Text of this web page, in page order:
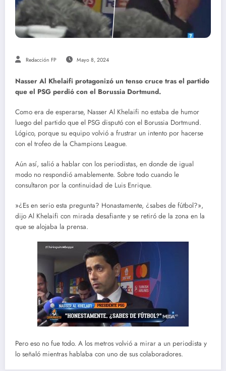
Redacción FP Mayo 8, 2024
Nasser Al Khelaifi protagonizó un tenso cruce tras el partido
que el PSG perdió con el Borussia Dortmund.
Como era de esperarse, Nasser Al Khelaifi no estaba de humor
luego del partido que el PSG disputó con el Borussia Dortmund.
Lógico, porque su equipo volvió a frustrar un intento por hacerse
con el trofeo de la Champions League.
Aún así, salió a hablar con los periodistas, en donde de igual
modo no respondió amablemente. Sobre todo cuando le
consultaron por la continuidad de Luis Enrique.
»¿Es en serio esta pregunta? Honastamente, ¿sabes de fútbol?»,
dijo Al Khelaifi con mirada desafiante y se retiró de la zona en la
que se alojaba la prensa.
Pero eso no fue todo. A los metros volvió a mirar a un periodista y
lo señaló mientras hablaba con uno de sus colaboradores.